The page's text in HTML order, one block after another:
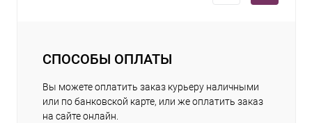
СПОСОБЫ ОПЛАТЫ
Вы можете оплатить заказ курьеру наличными
или по банковской карте, или же оплатить заказ
на сайте онлайн.